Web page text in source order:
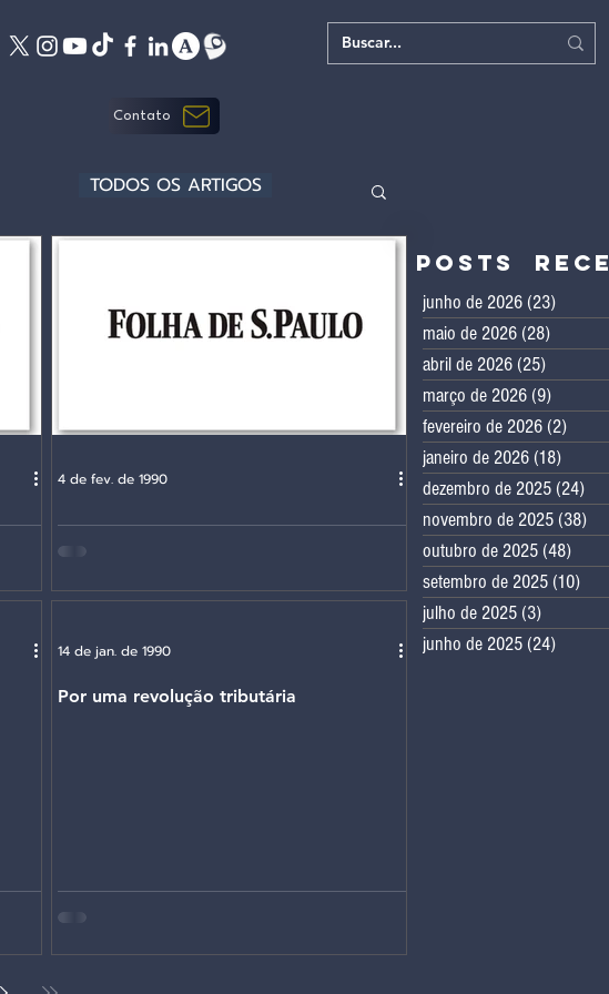
Contato
E a economia se desorganiza
4 de fev. de 1990
Por uma revolução tributária
14 de jan. de 1990
TODOS OS ARTIGOS
Posts
junho de 2026 (23)
maio de 2026 (28)
abril de 2026 (25)
março de 2026 (9)
fevereiro de 2026 (2)
janeiro de 2026 (18)
dezembro de 2025 (24)
novembro de 2025 (38)
outubro de 2025 (48)
setembro de 2025 (10)
julho de 2025 (3)
junho de 2025 (24)